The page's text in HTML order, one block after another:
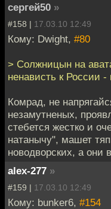
сергей50 »
#158 | 17.03.10 12:49
Кому: Dwight, #80
> Солжницын на
ненависть к России
Комрад, не
незамутненых,
стебется жестко и
натанычу", машет
новодворских, а они
alex-277 »
#159 | 17.03.10 12:49
Кому: bunker6, #154